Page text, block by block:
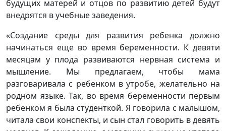
будущих матерей и отцов по развитию детей будут
внедрятся в учебные заведения.
«Создание среды для развития ребенка должно
начинаться еще во время беременности. К девяти
месяцам у плода развиваются нервная система и
мышление. Мы предлагаем, чтобы мама
разговаривала с ребенком в утробе, желательно на
родном языке. Так, во время беременности первым
ребенком я была студенткой. Я говорила с малышом,
читала свои конспекты, и сын стал говорить в девять